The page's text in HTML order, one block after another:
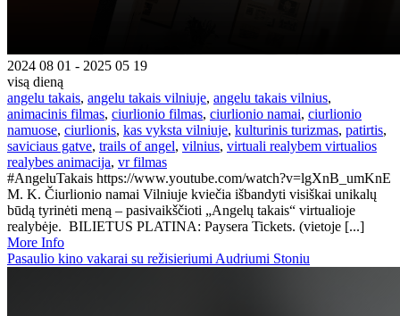
2024 08 01 - 2025 05 19
visą dieną
angelu takais, angelu takais vilniuje, angelu takais vilnius,
animacinis filmas, ciurlionio filmas, ciurlionio namai, ciurlionio
namuose, ciurlionis, kas vyksta vilniuje, kulturinis turizmas, patirtis,
saviciaus gatve, trails of angel, vilnius, virtuali realybem virtualios
realybes animacija, vr filmas
#AngeluTakais https://www.youtube.com/watch?v=lgXnB_umKnE
M. K. Čiurlionio namai Vilniuje kviečia išbandyti visiškai unikalų
būdą tyrinėti meną – pasivaikščioti „Angelų takais“ virtualioje
realybėje. BILIETUS PLATINA: Paysera Tickets. (vietoje [...]
More Info
Pasaulio kino vakarai su režisieriumi Audriumi Stoniu